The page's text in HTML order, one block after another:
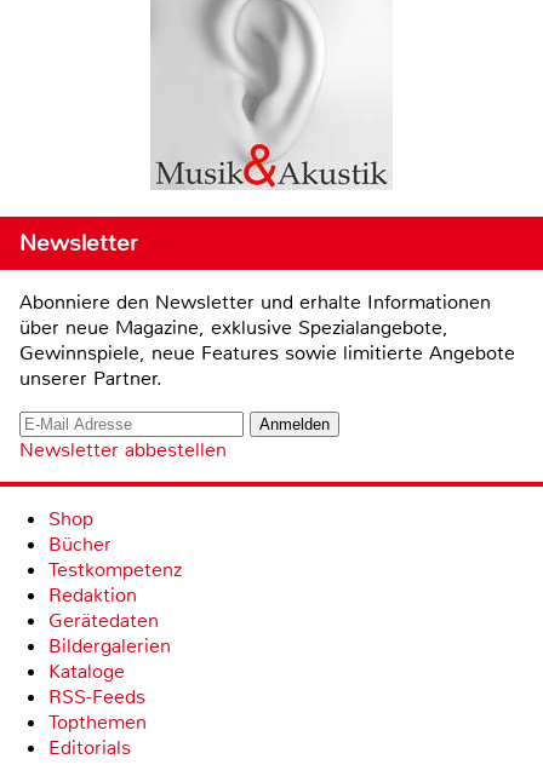
Newsletter
Abonniere den Newsletter und erhalte Informationen
über neue Magazine, exklusive Spezialangebote,
Gewinnspiele, neue Features sowie limitierte Angebote
unserer Partner.
Newsletter abbestellen
Shop
Bücher
Testkompetenz
Redaktion
Gerätedaten
Bildergalerien
Kataloge
RSS-Feeds
Topthemen
Editorials